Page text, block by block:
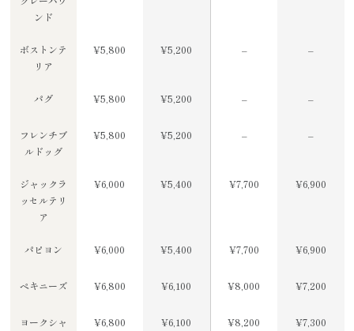
ンド
ボストンテ
リア
¥5,800 ¥5,200 – –
パグ ¥5,800 ¥5,200 – –
フレンチブ
ルドッグ
¥5,800 ¥5,200 – –
ジャックラ
ッセルテリ
ア
¥6,000 ¥5,400 ¥7,700 ¥6,900
パピヨン ¥6,000 ¥5,400 ¥7,700 ¥6,900
ペキニーズ ¥6,800 ¥6,100 ¥8,000 ¥7,200
ヨークシャ
¥6,800 ¥6,100 ¥8,200 ¥7,300